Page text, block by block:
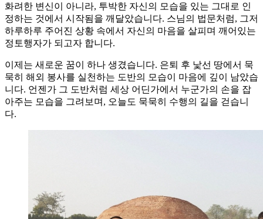
화려한 변신이 아니라, 투박한 자신의 모습을 있는 그대로 인
정하는 것에서 시작됨을 깨달았습니다. 스님의 법문처럼, 그저
하루하루 주어진 상황 속에서 자신의 마음을 살피며 깨어있는
정토행자가 되고자 합니다.
이제는 새로운 꿈이 하나 생겼습니다. 은퇴 후 낯선 땅에서 묵
묵히 해외 봉사를 실천하는 도반의 모습이 마음에 깊이 남았습
니다. 언젠가 그 도반처럼 세상 어딘가에서 누군가의 손을 잡
아주는 모습을 그려보며, 오늘도 묵묵히 수행의 길을 걷습니
다.